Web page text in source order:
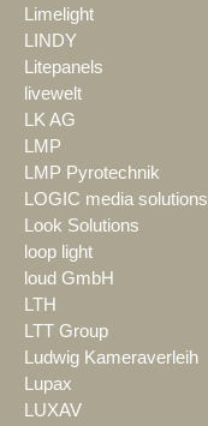
Limelight
LINDY
Litepanels
livewelt
LK AG
LMP
LMP Pyrotechnik
LOGIC media solutions
Look Solutions
loop light
loud GmbH
LTH
LTT Group
Ludwig Kameraverleih
Lupax
LUXAV